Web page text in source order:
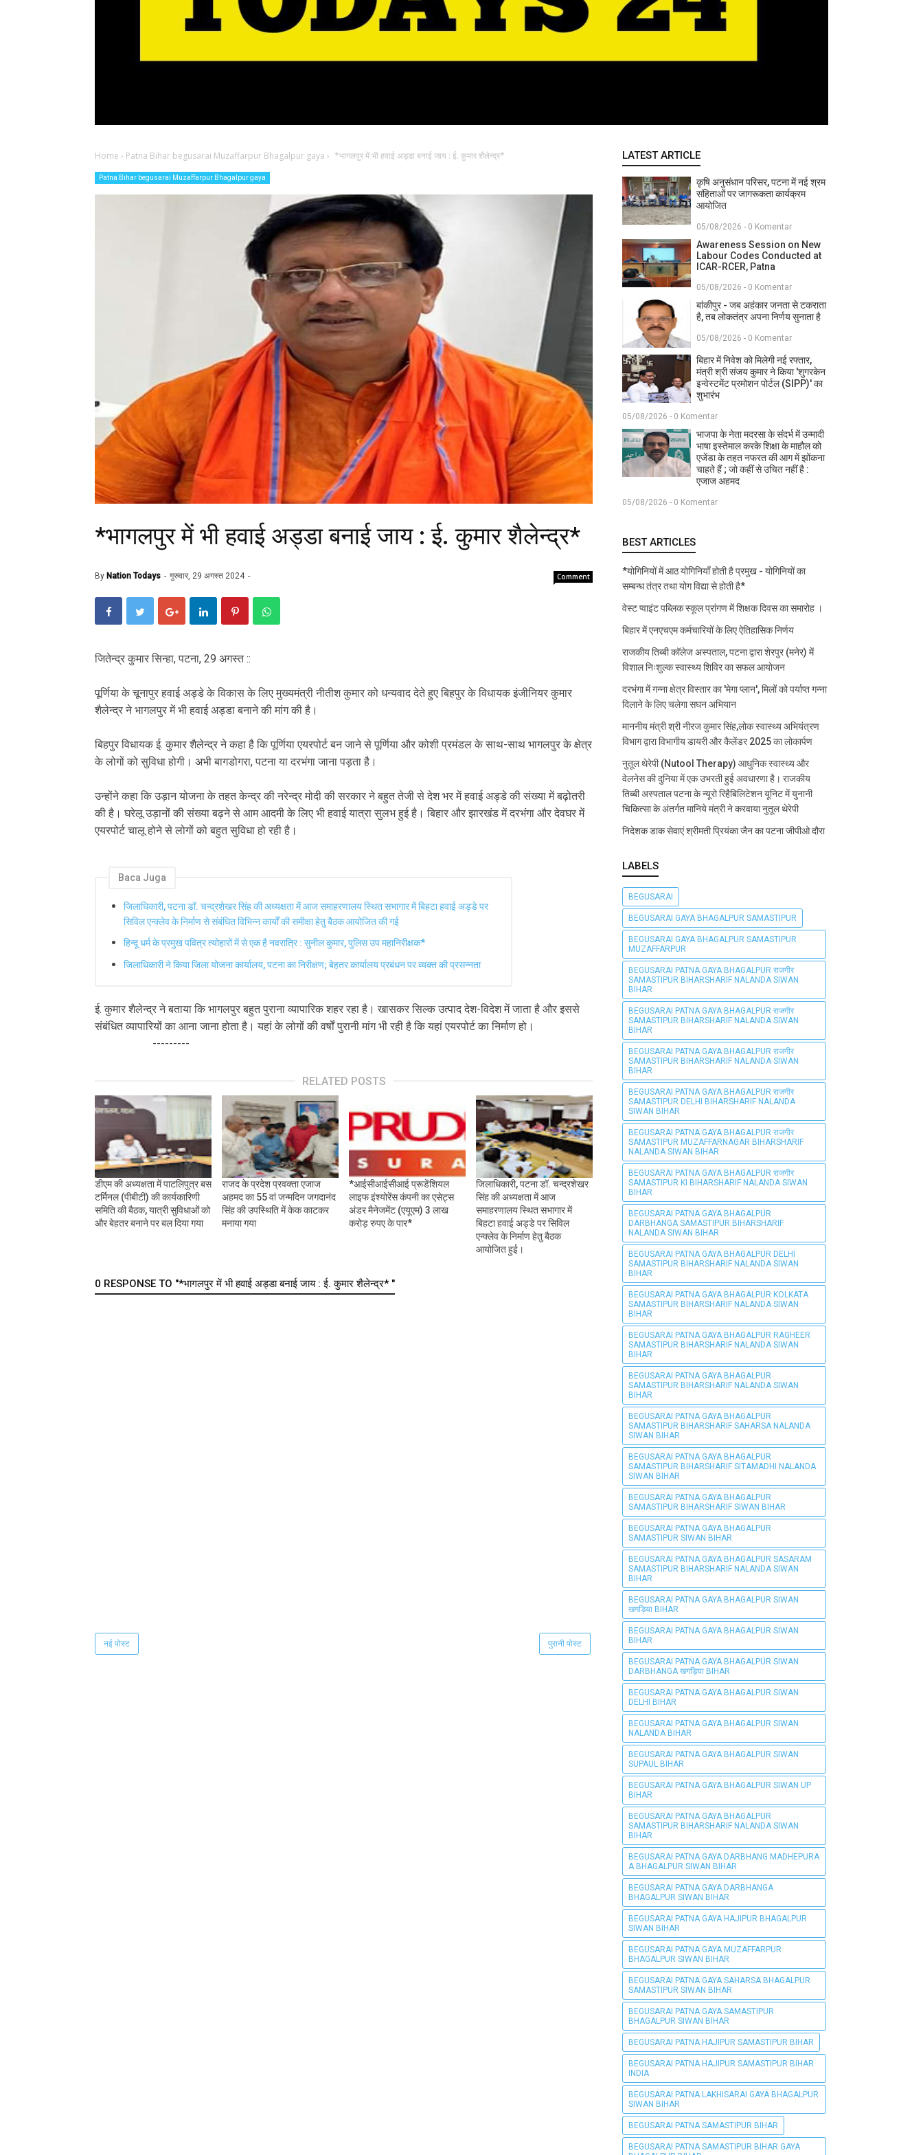
Home › Patna Bihar begusarai Muzaffarpur Bhagalpur gaya › *भागलपुर में भी हवाई अड्डा बनाई जाय : ई. कुमार शैलेन्द्र*
Patna Bihar begusarai Muzaffarpur Bhagalpur gaya
*भागलपुर में भी हवाई अड्डा बनाई जाय : ई. कुमार शैलेन्द्र*
By Nation Todays गुरुवार, 29 अगस्त 2024 Comment
जितेन्द्र कुमार सिन्हा, पटना, 29 अगस्त ::
पूर्णिया के चूनापुर हवाई अड्डे के विकास के लिए मुख्यमंत्री नीतीश कुमार को धन्यवाद देते हुए बिहपुर के विधायक इंजीनियर कुमार
शैलेन्द्र ने भागलपुर में भी हवाई अड्डा बनाने की मांग की है।
बिहपुर विधायक ई. कुमार शैलेन्द्र ने कहा है कि पूर्णिया एयरपोर्ट बन जाने से पूर्णिया और कोशी प्रमंडल के साथ-साथ भागलपुर के क्षेत्र
के लोगों को सुविधा होगी। अभी बागडोगरा, पटना या दरभंगा जाना पड़ता है।
उन्होंने कहा कि उड़ान योजना के तहत केन्द्र की नरेन्द्र मोदी की सरकार ने बहुत तेजी से देश भर में हवाई अड्डे की संख्या में बढ़ोतरी
की है। घरेलू उड़ानों की संख्या बढ़ने से आम आदमी के लिए भी हवाई यात्रा सुलभ हुई है। बिहार और झारखंड में दरभंगा और देवघर में
एयरपोर्ट चालू होने से लोगों को बहुत सुविधा हो रही है।
Baca Juga
जिलाधिकारी, पटना डॉ. चन्द्रशेखर सिंह की अध्यक्षता में आज समाहरणालय स्थित सभागार में बिहटा हवाई अड्डे पर
सिविल एन्क्लेव के निर्माण से संबंधित विभिन्न कार्यों की समीक्षा हेतु बैठक आयोजित की गई
हिन्दू धर्म के प्रमुख पवित्र त्योहारों में से एक है नवरात्रि : सुनील कुमार, पुलिस उप महानिरीक्षक*
जिलाधिकारी ने किया जिला योजना कार्यालय, पटना का निरीक्षण; बेहतर कार्यालय प्रबंधन पर व्यक्त की प्रसन्नता
ई. कुमार शैलेन्द्र ने बताया कि भागलपुर बहुत पुराना व्यापारिक शहर रहा है। खासकर सिल्क उत्पाद देश-विदेश में जाता है और इससे
संबंधित व्यापारियों का आना जाना होता है। यहां के लोगों की वर्षों पुरानी मांग भी रही है कि यहां एयरपोर्ट का निर्माण हो।
---------
RELATED POSTS
डीएम की अध्यक्षता में पाटलिपुत्र बस
टर्मिनल (पीबीटी) की कार्यकारिणी
समिति की बैठक, यात्री सुविधाओं को
और बेहतर बनाने पर बल दिया गया
राजद के प्रदेश प्रवक्ता एजाज
अहमद का 55 वां जन्मदिन जगदानंद
सिंह की उपस्थिति में केक काटकर
मनाया गया
*आईसीआईसीआई प्रूडेंशियल
लाइफ इंश्योरेंस कंपनी का एसेट्स
अंडर मैनेजमेंट (एयूएम) 3 लाख
करोड़ रुपए के पार*
जिलाधिकारी, पटना डॉ. चन्द्रशेखर
सिंह की अध्यक्षता में आज
समाहरणालय स्थित सभागार में
बिहटा हवाई अड्डे पर सिविल
एन्क्लेव के निर्माण हेतु बैठक
आयोजित हुई।
0 RESPONSE TO "*भागलपुर में भी हवाई अड्डा बनाई जाय : ई. कुमार शैलेन्द्र* "
नई पोस्ट पुरानी पोस्ट
LATEST ARTICLE
कृषि अनुसंधान परिसर, पटना में नई श्रम
संहिताओं पर जागरूकता कार्यक्रम
आयोजित
05/08/2026 - 0 Komentar
Awareness Session on New
Labour Codes Conducted at
ICAR-RCER, Patna
05/08/2026 - 0 Komentar
बांकीपुर - जब अहंकार जनता से टकराता
है, तब लोकतंत्र अपना निर्णय सुनाता है
05/08/2026 - 0 Komentar
बिहार में निवेश को मिलेगी नई रफ्तार,
मंत्री श्री संजय कुमार ने किया 'शुगरकेन
इन्वेस्टमेंट प्रमोशन पोर्टल (SIPP)' का
शुभारंभ
05/08/2026 - 0 Komentar
भाजपा के नेता मदरसा के संदर्भ में उन्मादी
भाषा इस्तेमाल करके शिक्षा के माहौल को
एजेंडा के तहत नफरत की आग में झोंकना
चाहते हैं ; जो कहीं से उचित नहीं है :
एजाज अहमद
05/08/2026 - 0 Komentar
BEST ARTICLES
*योगिनियों में आठ योगिनियाँ होती है प्रमुख - योगिनियों का
सम्बन्ध तंत्र तथा योग विद्या से होती है*
वेस्ट प्वाइंट पब्लिक स्कूल प्रांगण में शिक्षक दिवस का समारोह ।
बिहार में एनएचएम कर्मचारियों के लिए ऐतिहासिक निर्णय
राजकीय तिब्बी कॉलेज अस्पताल, पटना द्वारा शेरपुर (मनेर) में
विशाल निःशुल्क स्वास्थ्य शिविर का सफल आयोजन
दरभंगा में गन्ना क्षेत्र विस्तार का 'मेगा प्लान', मिलों को पर्याप्त गन्ना
दिलाने के लिए चलेगा सघन अभियान
माननीय मंत्री श्री नीरज कुमार सिंह,लोक स्वास्थ्य अभियंत्रण
विभाग द्वारा विभागीय डायरी और कैलेंडर 2025 का लोकार्पण
नुतूल थेरेपी (Nutool Therapy) आधुनिक स्वास्थ्य और
वेलनेस की दुनिया में एक उभरती हुई अवधारणा है। राजकीय
तिब्बी अस्पताल पटना के न्यूरो रिहैबिलिटेशन यूनिट में युनानी
चिकित्सा के अंतर्गत मानिये मंत्री ने करवाया नुतूल थेरेपी
निदेशक डाक सेवाएं श्रीमती प्रियंका जैन का पटना जीपीओ दौरा
LABELS
BEGUSARAI
BEGUSARAI GAYA BHAGALPUR SAMASTIPUR
BEGUSARAI GAYA BHAGALPUR SAMASTIPUR
MUZAFFARPUR
BEGUSARAI PATNA GAYA BHAGALPUR राजगीर
SAMASTIPUR BIHARSHARIF NALANDA SIWAN
BIHAR
BEGUSARAI PATNA GAYA BHAGALPUR राजगीर
SAMASTIPUR BIHARSHARIF NALANDA SIWAN
BIHAR
BEGUSARAI PATNA GAYA BHAGALPUR राजगीर
SAMASTIPUR BIHARSHARIF NALANDA SIWAN
BIHAR
BEGUSARAI PATNA GAYA BHAGALPUR राजगीर
SAMASTIPUR DELHI BIHARSHARIF NALANDA
SIWAN BIHAR
BEGUSARAI PATNA GAYA BHAGALPUR राजगीर
SAMASTIPUR MUZAFFARNAGAR BIHARSHARIF
NALANDA SIWAN BIHAR
BEGUSARAI PATNA GAYA BHAGALPUR राजगीर
SAMASTIPUR KI BIHARSHARIF NALANDA SIWAN
BIHAR
BEGUSARAI PATNA GAYA BHAGALPUR
DARBHANGA SAMASTIPUR BIHARSHARIF
NALANDA SIWAN BIHAR
BEGUSARAI PATNA GAYA BHAGALPUR DELHI
SAMASTIPUR BIHARSHARIF NALANDA SIWAN
BIHAR
BEGUSARAI PATNA GAYA BHAGALPUR KOLKATA
SAMASTIPUR BIHARSHARIF NALANDA SIWAN
BIHAR
BEGUSARAI PATNA GAYA BHAGALPUR RAGHEER
SAMASTIPUR BIHARSHARIF NALANDA SIWAN
BIHAR
BEGUSARAI PATNA GAYA BHAGALPUR
SAMASTIPUR BIHARSHARIF NALANDA SIWAN
BIHAR
BEGUSARAI PATNA GAYA BHAGALPUR
SAMASTIPUR BIHARSHARIF SAHARSA NALANDA
SIWAN BIHAR
BEGUSARAI PATNA GAYA BHAGALPUR
SAMASTIPUR BIHARSHARIF SITAMADHI NALANDA
SIWAN BIHAR
BEGUSARAI PATNA GAYA BHAGALPUR
SAMASTIPUR BIHARSHARIF SIWAN BIHAR
BEGUSARAI PATNA GAYA BHAGALPUR
SAMASTIPUR SIWAN BIHAR
BEGUSARAI PATNA GAYA BHAGALPUR SASARAM
SAMASTIPUR BIHARSHARIF NALANDA SIWAN
BIHAR
BEGUSARAI PATNA GAYA BHAGALPUR SIWAN
खगड़िया BIHAR
BEGUSARAI PATNA GAYA BHAGALPUR SIWAN
BIHAR
BEGUSARAI PATNA GAYA BHAGALPUR SIWAN
DARBHANGA खगड़िया BIHAR
BEGUSARAI PATNA GAYA BHAGALPUR SIWAN
DELHI BIHAR
BEGUSARAI PATNA GAYA BHAGALPUR SIWAN
NALANDA BIHAR
BEGUSARAI PATNA GAYA BHAGALPUR SIWAN
SUPAUL BIHAR
BEGUSARAI PATNA GAYA BHAGALPUR SIWAN UP
BIHAR
BEGUSARAI PATNA GAYA BHAGALPUR
SAMASTIPUR BIHARSHARIF NALANDA SIWAN
BIHAR
BEGUSARAI PATNA GAYA DARBHANG MADHEPURA
A BHAGALPUR SIWAN BIHAR
BEGUSARAI PATNA GAYA DARBHANGA
BHAGALPUR SIWAN BIHAR
BEGUSARAI PATNA GAYA HAJIPUR BHAGALPUR
SIWAN BIHAR
BEGUSARAI PATNA GAYA MUZAFFARPUR
BHAGALPUR SIWAN BIHAR
BEGUSARAI PATNA GAYA SAHARSA BHAGALPUR
SAMASTIPUR SIWAN BIHAR
BEGUSARAI PATNA GAYA SAMASTIPUR
BHAGALPUR SIWAN BIHAR
BEGUSARAI PATNA HAJIPUR SAMASTIPUR BIHAR
BEGUSARAI PATNA HAJIPUR SAMASTIPUR BIHAR
INDIA
BEGUSARAI PATNA LAKHISARAI GAYA BHAGALPUR
SIWAN BIHAR
BEGUSARAI PATNA SAMASTIPUR BIHAR
BEGUSARAI PATNA SAMASTIPUR BIHAR GAYA